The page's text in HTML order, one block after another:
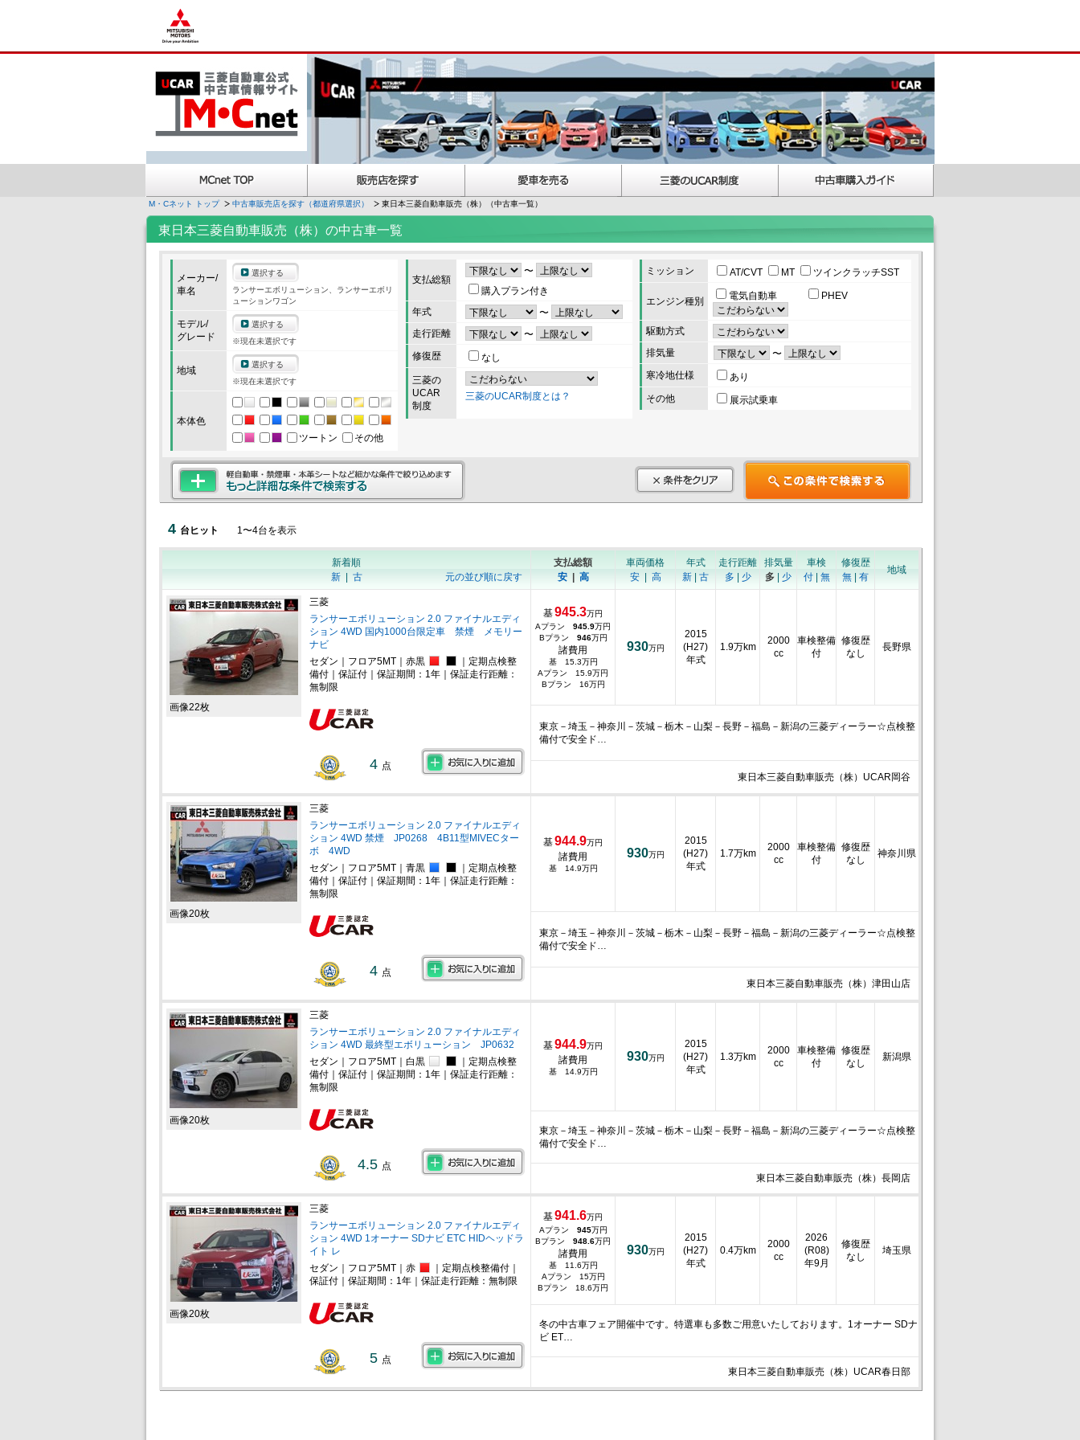
M・Cネット トップ 中古車販売店を探す（都道府県選択） 東日本三菱自動車販売（株）（中古車一覧）
東日本三菱自動車販売（株）の中古車一覧
メーカー/
車名
選択する
ランサーエボリューション、ランサーエボリ
ューションワゴン
モデル/
グレード
選択する
※現在未選択です
地域
選択する
※現在未選択です
本体色
ツートン
その他
支払総額
〜
購入プラン付き
年式
〜
走行距離
〜
修復歴
なし
三菱の
UCAR
制度
三菱のUCAR制度とは？
ミッション AT/CVT MT ツインクラッチSST
エンジン種別 電気自動車 PHEV
駆動方式
排気量
〜
寒冷地仕様
あり
その他
展示試乗車
4 台ヒット 1〜4台を表示
新着順
新| 古 元の並び順に戻す
支払総額
安| 高
車両価格
安| 高
年式
新
古
走行距離
多
少
排気量
多
少
車検
付| 無
修復歴
無
有
地域
画像22枚
三菱
ランサーエボリューション 2.0 ファイナルエディ
ション 4WD 国内1000台限定車 禁煙 メモリー
ナビ
セダン｜フロア5MT｜赤黒
｜定期点検整
備付｜保証付｜保証期間：1年｜保証走行距離：
無制限
4 点
基945.3万円
Aプラン 945.9万円
Bプラン 946万円
諸費用
基 15.3万円
Aプラン 15.9万円
Bプラン 16万円
930万円
2015
(H27)
年式
1.9万km
2000
cc
車検整備
付
修復歴
なし
長野県
東京－埼玉－神奈川－茨城－栃木－山梨－長野－福島－新潟の三菱ディーラー☆点検整
備付で安全ド…
東日本三菱自動車販売（株）UCAR岡谷
画像20枚
三菱
ランサーエボリューション 2.0 ファイナルエディ
ション 4WD 禁煙 JP0268 4B11型MIVECター
ボ 4WD
セダン｜フロア5MT｜青黒
｜定期点検整
備付｜保証付｜保証期間：1年｜保証走行距離：
無制限
4 点
基944.9万円
諸費用
基 14.9万円
930万円
2015
(H27)
年式
1.7万km
2000
cc
車検整備
付
修復歴
なし
神奈川県
東京－埼玉－神奈川－茨城－栃木－山梨－長野－福島－新潟の三菱ディーラー☆点検整
備付で安全ド…
東日本三菱自動車販売（株）津田山店
画像20枚
三菱
ランサーエボリューション 2.0 ファイナルエディ
ション 4WD 最終型エボリューション JP0632
セダン｜フロア5MT｜白黒
｜定期点検整
備付｜保証付｜保証期間：1年｜保証走行距離：
無制限
4.5 点
基944.9万円
諸費用
基 14.9万円
930万円
2015
(H27)
年式
1.3万km
2000
cc
車検整備
付
修復歴
なし
新潟県
東京－埼玉－神奈川－茨城－栃木－山梨－長野－福島－新潟の三菱ディーラー☆点検整
備付で安全ド…
東日本三菱自動車販売（株）長岡店
画像20枚
三菱
ランサーエボリューション 2.0 ファイナルエディ
ション 4WD 1オーナー SDナビ ETC HIDヘッドラ
イト レ
セダン｜フロア5MT｜赤
｜定期点検整備付｜
保証付｜保証期間：1年｜保証走行距離：無制限
5 点
基941.6万円
Aプラン 945万円
Bプラン 948.6万円
諸費用
基 11.6万円
Aプラン 15万円
Bプラン 18.6万円
930万円
2015
(H27)
年式
0.4万km
2000
cc
2026
(R08)
年9月
修復歴
なし
埼玉県
冬の中古車フェア開催中です。特選車も多数ご用意いたしております。1オーナー SDナ
ビ ET…
東日本三菱自動車販売（株）UCAR春日部